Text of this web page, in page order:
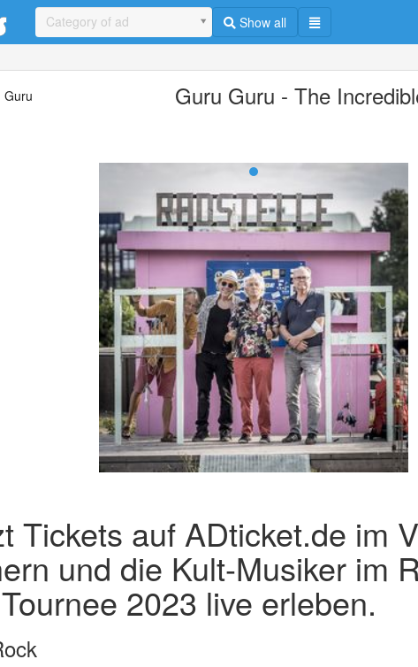
Category of ad Show all
Guru Guru Guru - The
Tickets auf ADticket.de im
und die Kult-Musiker im
2023 live erleben.